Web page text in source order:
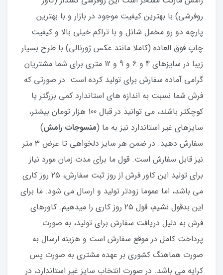
روفرشی) با بهترین کیفیت موجود در بازار و با بهترین
پارچه دو رو مخمل شانل و با تراکم خیلی بالا و کیفیت
چاپ فوق العاده (کاملا مانند عکس ژورنالی) با طرح بسیار
زیبا در سایزهای 4 و 6 و 9 و 12 متری برای شما مشتریان
گرامی آماده سفارش برای تولید کرده است. در صورتی که
فرش شما نسبت به اندازه های استاندارد کمی بزرگتر یا
کوچکتر باشند، می توانید در قبال 100 هزار تومان بیشتر،
سایزهای غیر استاندارد نیز به ما (منسوجات رامش)
سفارش دهید. در ضمن هر سایز دلخواهی تا عرض ۳ متر
نیز قابل سفارش است. قول ما برای مدت زمان مورد نیاز
برای تولید این کاور فرش از روز ثبت سفارش، ۲۵ روز کاری
می باشد، اما عموما زودتر تولید و ارسال می شود. ما برای
این بدقول نشیم، قول ۲۵ روز کاری را میدهیم. کاورهای
فرش به دلیل دریافت سفارش برای تولید، به صورت
پرداخت کامل در موقع سفارش است و هزینه ارسال به
صورت هماهنگ کشوری بر عهده مشتری به صورت پس
کرایه می باشد. در صورت انتخاب سایز غیر استاندارد، در